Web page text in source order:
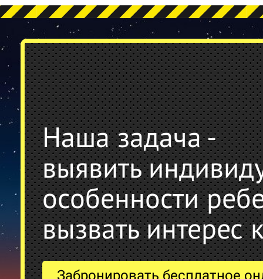
Наша задача -
выявить
особенности
вызвать интерес
Забронировать бесплатное